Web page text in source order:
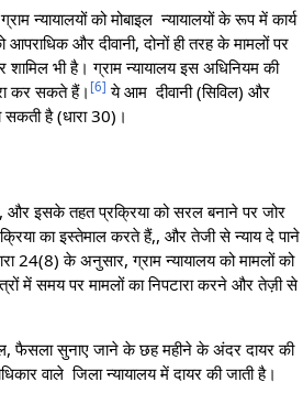
न्यायालयों को मोबाइल न्यायालयों के रूप में कार्य
और दीवानी, दोनों ही तरह के मामलों पर
शामिल भी है। ग्राम न्यायालय इस अधिनियम की
कर सकते हैं। [6] ये आम दीवानी (सिविल) और
सकती है (धारा 30)।
और इसके तहत प्रक्रिया को सरल बनाने पर जोर
का इस्तेमाल करते हैं,, और तेजी से न्याय दे पाने
24(8) के अनुसार, ग्राम न्यायालय को मामलों को
में समय पर मामलों का निपटारा करने और तेज़ी से
फैसला सुनाए जाने के छह महीने के अंदर दायर की
वाले जिला न्यायालय में दायर की जाती है।